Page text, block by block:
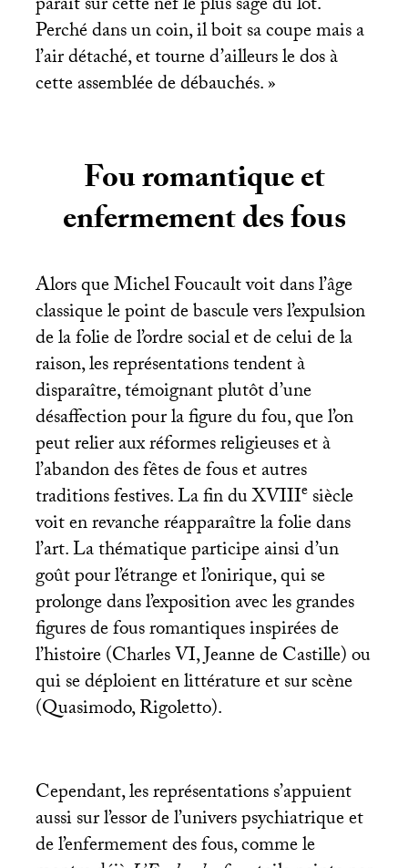
Perché dans un coin, il boit sa coupe mais a
l’air détaché, et tourne d’ailleurs le dos à
cette assemblée de débauchés.»
Fou romantique et
enfermement des fous
Alors que Michel Foucault voit dans l’âge
classique le point de bascule vers l’expulsion
de la folie de l’ordre social et de celui de la
raison, les représentations tendent à
disparaître, témoignant plutôt d’une
désaffection pour la figure du fou, que l’on
peut relier aux réformes religieuses et à
l’abandon des fêtes de fous et autres
traditions festives. La fin duXVIIIesiècle
voit en revanche réapparaître la folie dans
l’art. La thématique participe ainsi d’un
goût pour l’étrange et l’onirique, qui se
prolonge dans l’exposition avec les grandes
figures de fous romantiques inspirées de
l’histoire (CharlesVI, Jeanne de Castille) ou
qui se déploient en littérature et sur scène
(Quasimodo, Rigoletto).
Cependant, les représentations s’appuient
aussi sur l’essor de l’univers psychiatrique et
de l’enfermement des fous, comme le